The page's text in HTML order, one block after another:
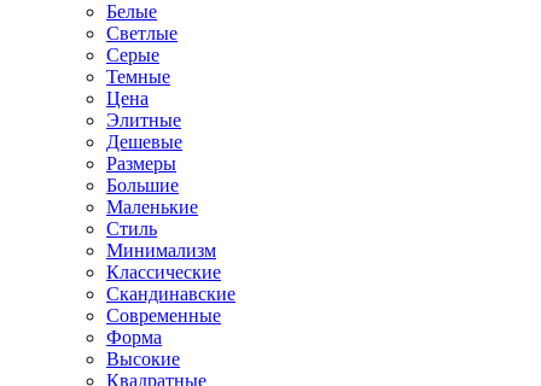
Белые
Светлые
Серые
Темные
Цена
Элитные
Дешевые
Размеры
Большие
Маленькие
Стиль
Минимализм
Классические
Скандинавские
Современные
Форма
Высокие
Квадратные